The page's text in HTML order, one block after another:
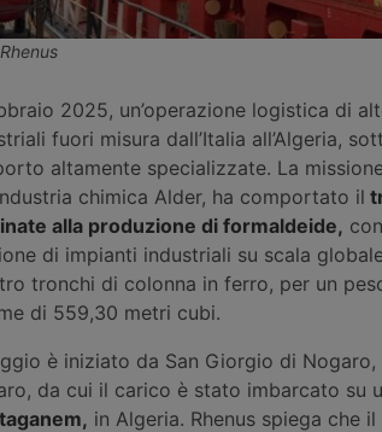
2025, un’operazione logistica di
fuori misura dall’Italia all’Algeria,
altamente specializzate. La
chimica Alder, ha comportato il
alla produzione di formaldeide,
di impianti industriali su scala
tronchi di colonna in ferro, per un
di 559,30 metri cubi.
è iniziato da San Giorgio di
da cui il carico è stato imbarcato su
in Algeria. Rhenus spiega che